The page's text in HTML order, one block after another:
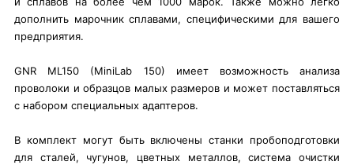
дополнить марочник сплавами, специфическими для вашего
предприятия.
GNR ML150 (МiniLаb 150) имеет возможность анализа
проволоки и образцов малых размеров и может поставляться
с набором специальных адаптеров.
В комплект могут быть включены станки пробоподготовки
для сталей, чугунов, цветных металлов, система очистки